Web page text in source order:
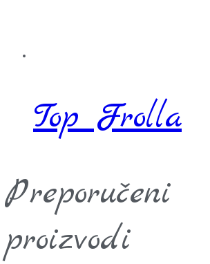
Top Frolla
Preporučeni
proizvodi